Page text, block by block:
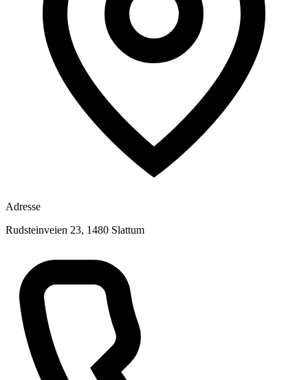
Adresse
Rudsteinveien 23, 1480 Slattum